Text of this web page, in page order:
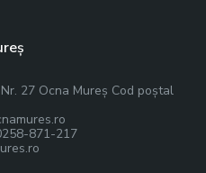
27 Ocna Mureș Cod poștal
871-217